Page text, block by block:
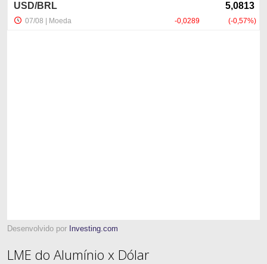
Desenvolvido por Investing.com
LME do Alumínio x Dólar